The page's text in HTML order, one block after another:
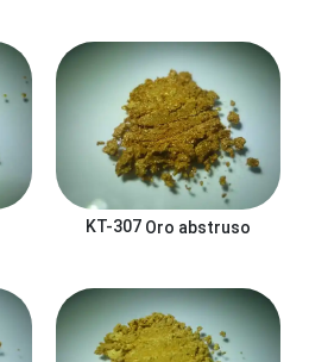
KT-307 Oro abstruso